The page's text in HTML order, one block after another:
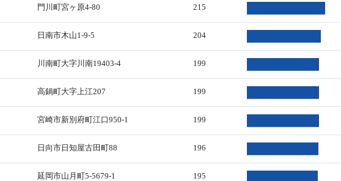
門川町宮ヶ原4-80 215
日南市木山1-9-5 204
川南町大字川南19403-4 199
高鍋町大字上江207 199
宮崎市新別府町江口950-1 199
日向市日知屋古田町88 196
延岡市山月町5-5679-1 195